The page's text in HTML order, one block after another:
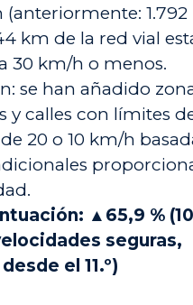
(anteriormente: 1.792
km de la red vial
30 km/h o menos.
se han añadido
y calles con límites
20 o 10 km/h
▲65,9 %
seguras,
el 11.º)